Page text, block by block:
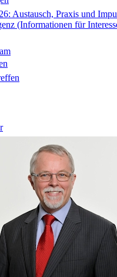
Austausch, Praxis und
(Informationen für